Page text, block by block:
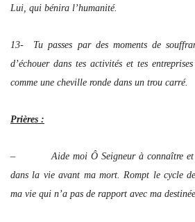
Lui, qui bénira l’humanité.
13- Tu passes par des moments de
d’échouer dans tes activités et tes
comme une cheville ronde dans un trou carré.
Prières :
– Aide moi Ô Seigneur à connaître et à
dans la vie avant ma mort. Rompt le cycle
ma vie qui n’a pas de rapport avec ma